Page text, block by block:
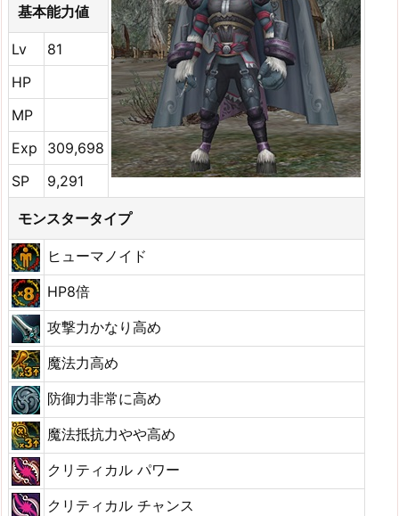
基本能力値
Lv
81
HP
MP
Exp
309,698
SP
9,291
モンスタータイプ
ヒューマノイド
HP8倍
攻撃力かなり高め
魔法力高め
防御力非常に高め
魔法抵抗力やや高め
クリティカル パワー
クリティカル チャンス